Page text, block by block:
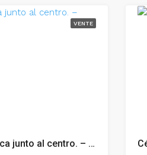
VENTE
Amplitud y elegancia clásica junto al centro. – 011.02258